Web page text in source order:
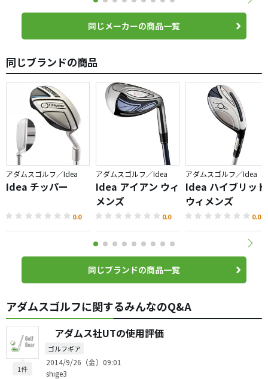
同じメーカーの商品一覧
同じブランドの商品
アダムスゴルフ／Idea
Idea チッパー
0.0
アダムスゴルフ／Idea
Idea アイアン ウィ
メンズ
0.0
アダムスゴルフ／Idea
Idea ハイブリッド
ウィメンズ
0.0
同じブランドの商品一覧
アダムスゴルフに関するみんなのQ&A
1件
アダムス社UTの使用評価
ゴルフギア
2014/9/26（金）09:01
shige3